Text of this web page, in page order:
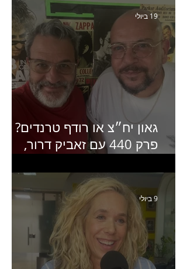
גאון יח״צ או רודף טרנדים?
פרק 440 עם זאביק דרור,
ותקשורת
19 ביולי
9 ביולי